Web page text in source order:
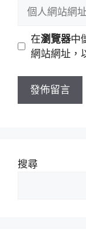
址
站
址
在瀏覽器中
網站網址，
搜尋